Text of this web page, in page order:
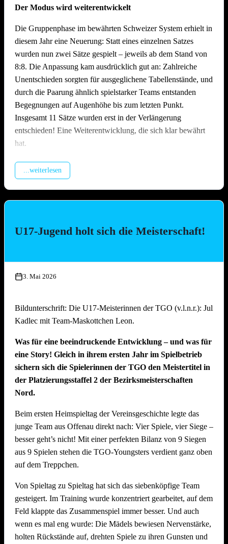
reichlich für alle Helfer vorhanden!
Der Modus wird weiterentwickelt
Die Gruppenphase im bewährten Schweizer System erhielt in
diesem Jahr eine Neuerung: Statt eines einzelnen Satzes
wurden nun zwei Sätze gespielt – jeweils ab dem Stand von
8:8. Die Anpassung kam ausdrücklich gut an: Zahlreiche
Unentschieden sorgten für ausgeglichene Tabellenstände, und
durch die Paarung ähnlich spielstarker Teams entstanden
Begegnungen auf Augenhöhe bis zum letzten Punkt.
Insgesamt 11 Sätze wurden erst in der Verlängerung
entschieden! Eine Weiterentwicklung, die sich klar bewährt
hat.
Packende Spiele quer durchs Feld
und geschmettert, die Zuschauer kamen bei den engen Partien
Nachwuchsteams „Nathi & die 3 Muskeltiere“ –
zusammengesetzt aus Jugendspielerinnen und -spielern aller
kämpften sie sich bis ins Finale und belegten am Ende einen
hervorragenden zweiten Platz. Eine echte Freude für den
gesamten Verein! Dabei konnten sie im Halbfinale das
vereinsinterne Duell gegen das Team „SpätMelder“, das die
Gruppenphase nach Tiebreak auf Rang 1 beendete, für sich
entscheiden.
Die Seegurken holen den Wanderpokal
Turniersieger wurde das Team „Die Seegurken“ vom TSV
Untergruppenbach – und das hochverdient: Die Seegurken
ließen im gesamten Turnierverlauf kaum Schwächen
erkennen und mussten in der gesamten Gruppenphase und
den K.o.-Runden nur einen einzigen Satz abgeben – gegen
das spätere Drittplatzierte Team „SpätMelder“. Ein starkes
Zeichen der Dominanz des Teams, das auch im Finale
(21:18) stets die Kontrolle behielt. Herzlichen Glückwunsch!
Stimmung, Anlage und Bewirtung auf hohem Niveau
...weiterlesen
U17-Jugend holt sich die Meisterschaft!
3. Mai 2026
Bildunterschrift: Die U17-Meisterinnen der TGO (v.l.n.r.): Julie
Kadlec mit Team-Maskottchen Leon.
Was für eine beeindruckende Entwicklung – und was für
eine Story! Gleich in ihrem ersten Jahr im Spielbetrieb
sichern sich die Spielerinnen der TGO den Meistertitel in
der Platzierungsstaffel 2 der Bezirksmeisterschaften
Nord.
Beim ersten Heimspieltag der Vereinsgeschichte legte das
junge Team aus Offenau direkt nach: Vier Spiele, vier Siege –
besser geht’s nicht! Mit einer perfekten Bilanz von 9 Siegen
aus 9 Spielen stehen die TGO-Youngsters verdient ganz oben
auf dem Treppchen.
Von Spieltag zu Spieltag hat sich das siebenköpfige Team
gesteigert. Im Training wurde konzentriert gearbeitet, auf dem
Feld klappte das Zusammenspiel immer besser. Und auch
wenn es mal eng wurde: Die Mädels bewiesen Nervenstärke,
holten Rückstände auf, drehten Spiele zu ihren Gunsten und